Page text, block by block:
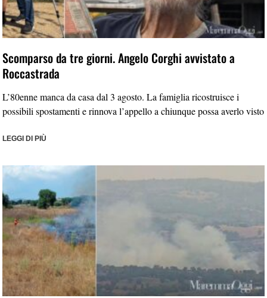
Scomparso da tre giorni. Angelo Corghi avvistato a
Roccastrada
L’80enne manca da casa dal 3 agosto. La famiglia ricostruisce i
possibili spostamenti e rinnova l’appello a chiunque possa averlo visto
LEGGI DI PIÙ